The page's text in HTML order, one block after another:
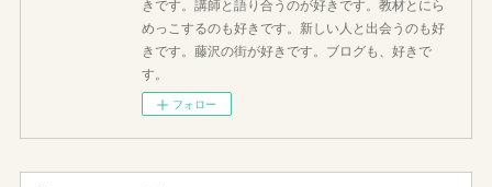
めっこするのも好きです。新しい人と出会うのも好
きです。藤沢の街が好きです。ブログも、好きで
す。
フォロー